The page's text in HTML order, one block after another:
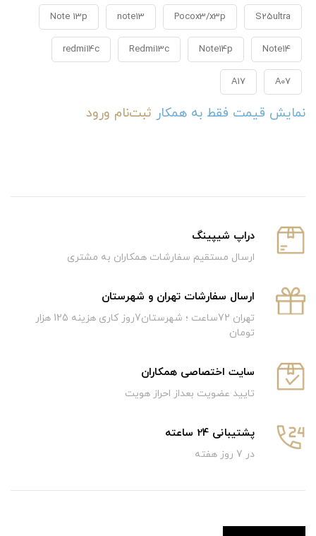
S25ultra
Pocox3/x3p
note13
Note 13p
Note14
Note14p
Redmi13c
redmi14c
A07
A17
نمایش قیمت فقط به همکار ثبت‌نام ورود
دراپ شیپینگ
ارسال مستقیم سفارشات همکاران به مشتری
ارسال سفارشات تهران و شهرستان
تهران 72ساعت ؛ شهرستان7روز کاری هزینه 125 هزار
تومان
سایت اختصاصی همکاران
تایید عضویت بعداز احراز هویت
پشتیبانی 24 ساعته
در 7 روز هفته